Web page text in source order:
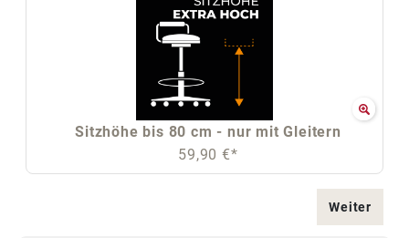
Sitzhöhe bis 80 cm - nur mit Gleitern
59,90 €*
Weiter